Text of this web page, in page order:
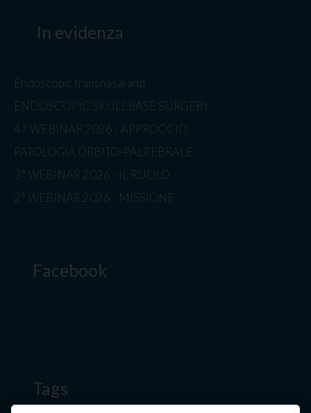
In evidenza
Endoscopic transnasal and
ENDOSCOPIC SKULLBASE SURGERY
4 ° WEBINAR 2026 - APPROCCIO
PATOLOGIA ORBITO-PALPEBRALE
3° WEBINAR 2026 - IL RUOLO
2° WEBINAR 2026 - MISSIONE
Facebook
Tags